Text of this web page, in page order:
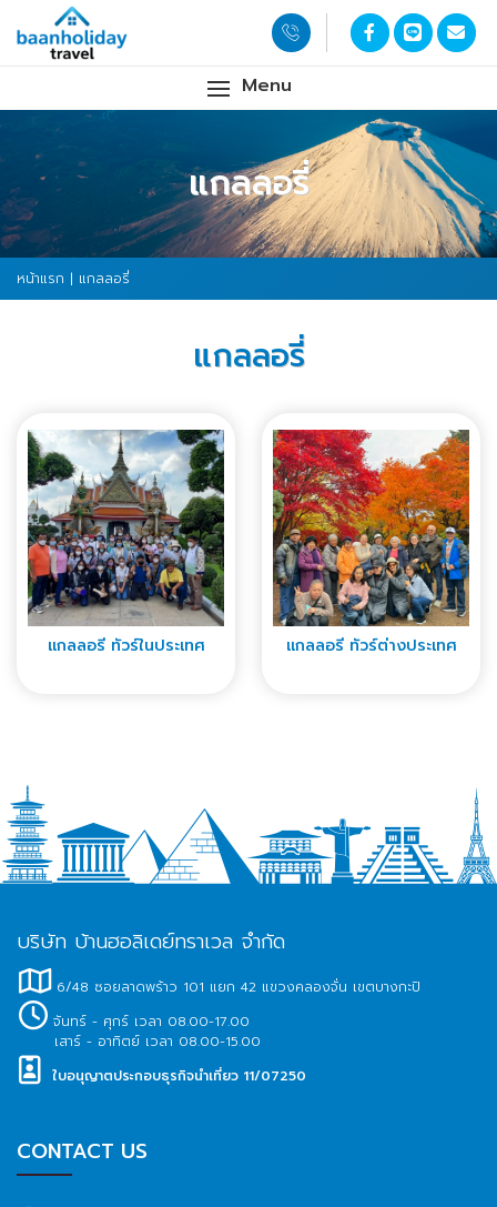
Menu
แกลลอรี่
หน้าแรก | แกลลอรี่
แกลลอรี่
แกลลอรี่ ทัวร์ในประเทศ แกลลอรี่ ทัวร์ต่างประเทศ
บริษัท บ้านฮอลิเดย์ทราเวล จำกัด
6/48 ซอยลาดพร้าว 101 แยก 42 แขวงคลองจั่น เขตบางกะปิ
จันทร์ - ศุกร์ เวลา 08.00-17.00
เสาร์ - อาทิตย์ เวลา 08.00-15.00
ใบอนุญาตประกอบธุรกิจนำเที่ยว 11/07250
CONTACT US